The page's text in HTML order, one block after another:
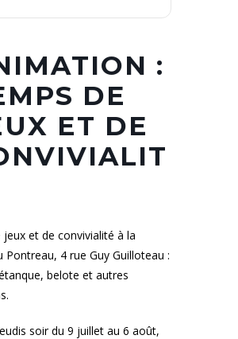
:
DE
ET DE
jeux et de convivialité à la
Pontreau, 4 rue Guy Guilloteau :
belote et autres
soir du 9 juillet au 6 août,